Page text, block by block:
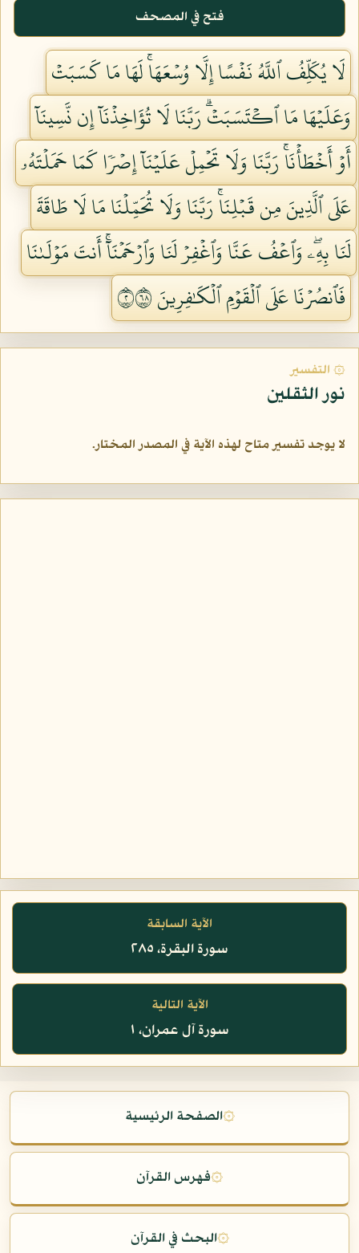
فتح في المصحف
لَا يُكَلِّفُ ٱللَّهُ نَفۡسًا إِلَّا وُسۡعَهَاۚ لَهَا مَا كَسَبَتۡ
وَعَلَيۡهَا مَا ٱكۡتَسَبَتۡۗ رَبَّنَا لَا تُؤَاخِذۡنَآ إِن نَّسِينَآ
أَوۡ أَخۡطَأۡنَاۚ رَبَّنَا وَلَا تَحۡمِلۡ عَلَيۡنَآ إِصۡرٗا كَمَا حَمَلۡتَهُۥ
عَلَى ٱلَّذِينَ مِن قَبۡلِنَاۚ رَبَّنَا وَلَا تُحَمِّلۡنَا مَا لَا طَاقَةَ
لَنَا بِهِۦۖ وَٱعۡفُ عَنَّا وَٱغۡفِرۡ لَنَا وَٱرۡحَمۡنَآۚ أَنتَ مَوۡلَىٰنَا
فَٱنصُرۡنَا عَلَى ٱلۡقَوۡمِ ٱلۡكَٰفِرِينَ ٢٨٦
۞ التفسير
نور الثقلين
لا يوجد تفسير متاح لهذه الآية في المصدر المختار.
الآية السابقة
سورة البقرة، ٢٨٥
الآية التالية
سورة آل عمران، ١
۞الصفحة الرئيسية
۞فهرس القرآن
۞البحث في القرآن